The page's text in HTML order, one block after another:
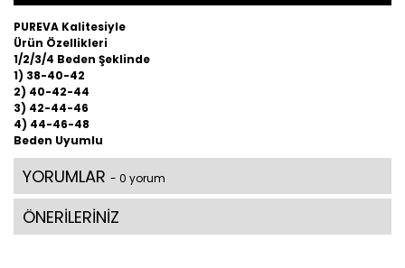
PUREVA Kalitesiyle
Ürün Özellikleri
1/2/3/4 Beden Şeklinde
1) 38-40-42
2) 40-42-44
3) 42-44-46
4) 44-46-48
Beden Uyumlu
YORUMLAR - 0 yorum
ÖNERİLERİNİZ